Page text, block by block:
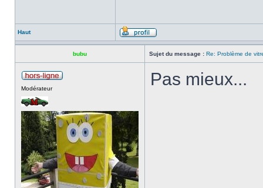
Haut
bubu Sujet du message : Re: Problème de
Modérateur Pas mieux...